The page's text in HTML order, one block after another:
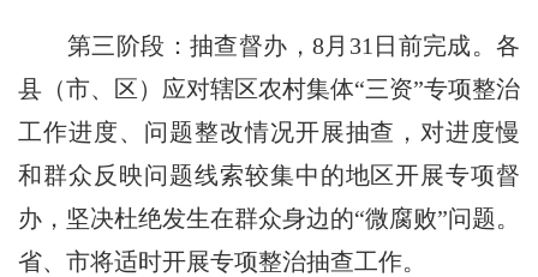
第三阶段：抽查督办， 8月 31 日前完成。各
县（市、区）应对辖区农村集体“三资”专项整治
工作进度、问题整改情况开展抽查，对进度慢
和群众反映问题线索较集中的地区开展专项督
办，坚决杜绝发生在群众身边的“微腐败”问题。
省、市将适时开展专项整治抽查工作。